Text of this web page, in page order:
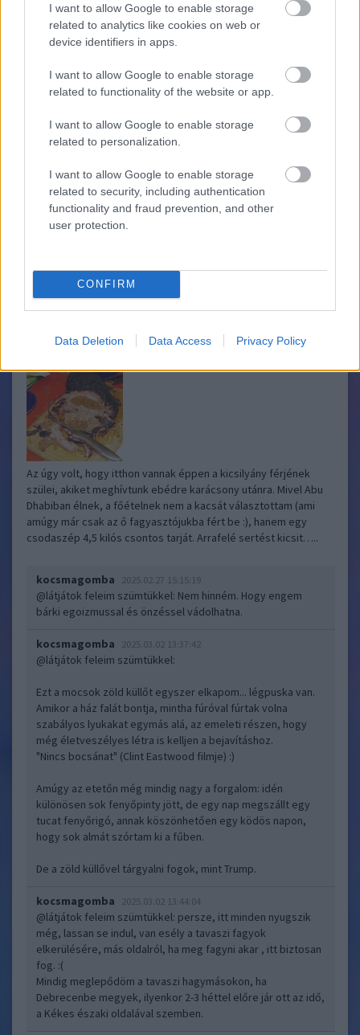
I want to allow Google to enable storage
related to analytics like cookies on web or
device identifiers in apps.
I want to allow Google to enable storage
related to functionality of the website or app.
I want to allow Google to enable storage
related to personalization.
I want to allow Google to enable storage
related to security, including authentication
functionality and fraud prevention, and other
user protection.
CONFIRM
Data Deletion Data Access Privacy Policy
@Kumari:
Itt elég jól jött lefelé a víz mostanában. Csendes áztató
Nem elég, persze. A mára jósolt 100%-os egész napos
áztatás viszont elmaradt. Tán Orbán rendelte így a
Itt a jóslat keddtől kezdve -9 fok péntekig.
Csak halkan: Sándor kedd, József szerda, Benedek péntek.
Zsákban a meleget. Meg a ...khm.
Ez valami "kínai" meleg lehet. A Himalájából.
kocsmagomba 2025.03.15 12:22:46
@kocsmagomba:
nyílása, már ahol. Néhány napsütést látott folton vadibolyák
már vannak.
Blogkocsma BBQ kolbászhússal töltött tarja 2025.01.20 07:00:00
Az úgy volt, hogy itthon vannak éppen a kicsilyány férjének
szülei, akiket meghívtunk ebédre karácsony utánra. Mivel Abu
Dhabiban élnek, a főételnek nem a kacsát választottam (ami
amúgy már csak az ő fagyasztójukba fért be :), hanem egy
csodaszép 4,5 kilós csontos tarját. Arrafelé sertést kicsit…..
kocsmagomba 2025.02.27 15:15:19
@látjátok feleim szümtükkel: Nem hinném. Hogy engem
bárki egoizmussal és önzéssel vádolhatna.
kocsmagomba 2025.03.02 13:37:42
@látjátok feleim szümtükkel:
Ezt a mocsok zöld küllőt egyszer elkapom... légpuska van.
Amikor a ház falát bontja, mintha fúróval fúrtak volna
szabályos lyukakat egymás alá, az emeleti részen, hogy
még életveszélyes létra is kelljen a bejavításhoz.
"Nincs bocsánat" (Clint Eastwood filmje) :)
Amúgy az etetőn még mindig nagy a forgalom: idén
különösen sok fenyőpinty jött, de egy nap megszállt egy
tucat fenyőrigó, annak köszönhetően egy ködös napon,
hogy sok almát szórtam ki a fűben.
De a zöld küllővel tárgyalni fogok, mint Trump.
kocsmagomba 2025.03.02 13:44:04
@látjátok feleim szümtükkel: persze, itt minden nyugszik
még, lassan se indul, van esély a tavaszi fagyok
elkerülésére, más oldalról, ha meg fagyni akar , itt biztosan
fog. :(
Mindig meglepődöm a tavaszi hagymásokon, ha
Debrecenbe megyek, ilyenkor 2-3 héttel előre jár ott az idő,
a Kékes északi oldalával szemben.